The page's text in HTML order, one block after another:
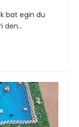
k bat egin du
den...